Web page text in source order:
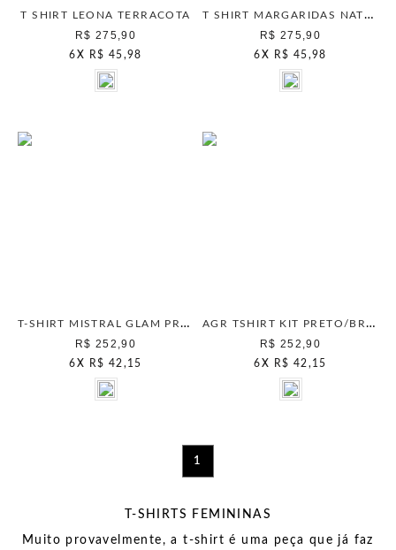
T SHIRT LEONA TERRACOTA
R$ 275,90
6 X R$ 45,98
T SHIRT MARGARIDAS NATURAL
R$ 275,90
6 X R$ 45,98
T-SHIRT MISTRAL GLAM PRATA
R$ 252,90
6 X R$ 42,15
AGR TSHIRT KIT PRETO/BRANCO
R$ 252,90
6 X R$ 42,15
1
T-SHIRTS FEMININAS
Muito provavelmente, a t-shirt é uma peça que já faz